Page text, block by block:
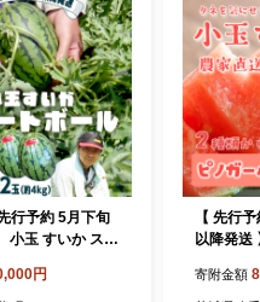
鉄道模型など、こだわりを持っ
います。 現在、町では「見つ
ャッチコピーに、日々新たな事
おりますので、ぜひふるさと納
分に感じていただければ幸いで
行予約 5月下旬
小玉 すいか スマ
ーツ 果物 旬 ふ
円
【 先行
以降発送
ひとりじ
寄附金額